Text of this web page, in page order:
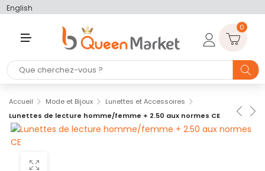
English
U
0
Accueil Mode et Bijoux
Lunettes et Accessoires
Lunettes de lecture homme/femme + 2.50 aux normes CE